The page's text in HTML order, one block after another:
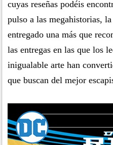
cuyas reseñas podéis
pulso a las megahistorias,
entregado una más que
las entregas en las que los
inigualable arte han
que buscan del mejor